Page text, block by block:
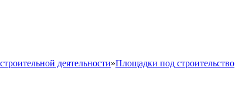
деятельности»Площадки под строительство